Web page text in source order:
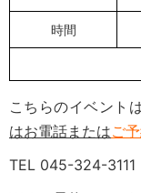
時間
こちらのイベント
はお電話またはご
TEL 045-324-3111